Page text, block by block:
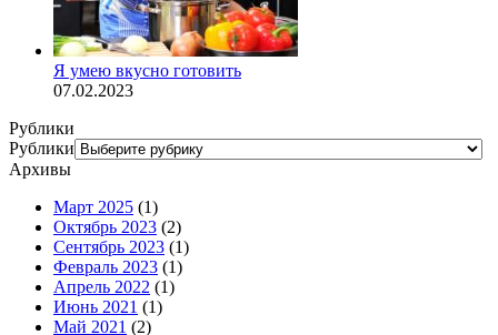
Я умею вкусно готовить
07.02.2023
Рублики
Рублики
Архивы
Март 2025 (1)
Октябрь 2023 (2)
Сентябрь 2023 (1)
Февраль 2023 (1)
Апрель 2022 (1)
Июнь 2021 (1)
Май 2021 (2)